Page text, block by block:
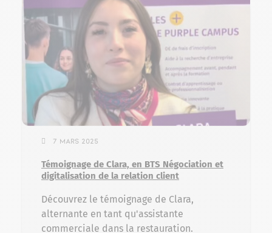
7 mars 2025
Témoignage de Clara, en BTS Négociation et
digitalisation de la relation client
Découvrez le témoignage de Clara,
alternante en tant qu'assistante
commerciale dans la restauration.